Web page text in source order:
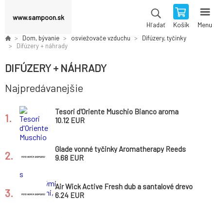
www.sampoon.sk
Hľadať Košík Menu
Dom, bývanie osviežovače vzduchu
Difúzery, tyčinky
Difúzery + náhrady
DIFÚZERY + NÁHRADY
Najpredávanejšie
1.
Tesori d'Oriente Muschio Bianco aroma
difuzér s ratanovými tyčinkami, 200 ml
10.12 EUR
2.
Glade vonné tyčinky Aromatherapy Reeds
Refreshing Energy, 80 ml
9.68 EUR
3.
Air Wick Active Fresh dub a santalové drevo
náhradná náplň do difuzéra 228 ml
6.24 EUR